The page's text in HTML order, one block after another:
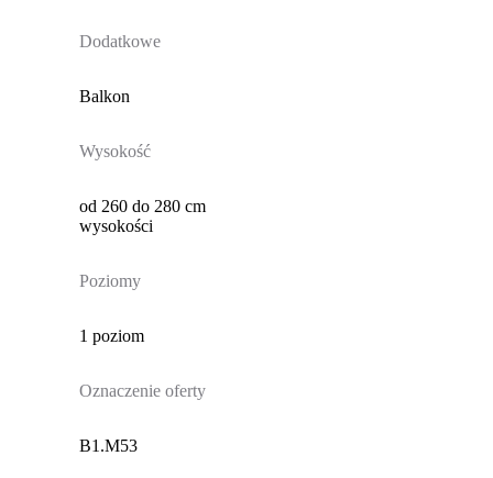
Dodatkowe
Balkon
Wysokość
od 260 do 280 cm
wysokości
Poziomy
1 poziom
Oznaczenie oferty
B1.M53